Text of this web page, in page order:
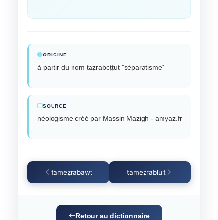
ORIGINE
à partir du nom taẓrabeṭṭut "séparatisme"
SOURCE
néologisme créé par Massin Mazigh - amyaz.fr
tameẓrabawt tameẓrablult
Retour au dictionnaire